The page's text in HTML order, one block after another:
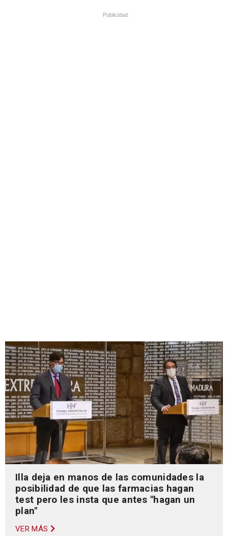
Publicidad
Illa deja en manos de las comunidades la
posibilidad de que las farmacias hagan
test pero les insta que antes "hagan un
plan"
VER MÁS